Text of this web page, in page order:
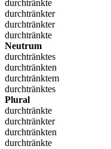
durchtränkte
durchtränkter
durchtränkter
durchtränkte
Neutrum
durchtränktes
durchtränkten
durchtränktem
durchtränktes
Plural
durchtränkte
durchtränkter
durchtränkten
durchtränkte